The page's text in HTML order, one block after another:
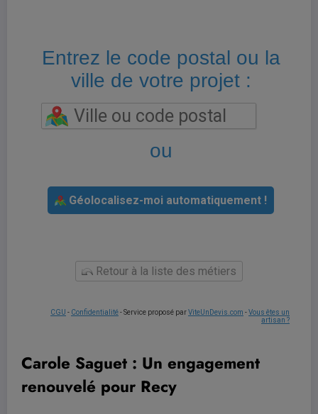
Entrez le code postal ou la
ville de votre projet :
ou
Géolocalisez-moi automatiquement !
Retour à la liste des métiers
CGU - Confidentialité- Service proposé parViteUnDevis.com -Vous êtes un
artisan ?
Carole Saguet : Un engagement
renouvelé pour Recy